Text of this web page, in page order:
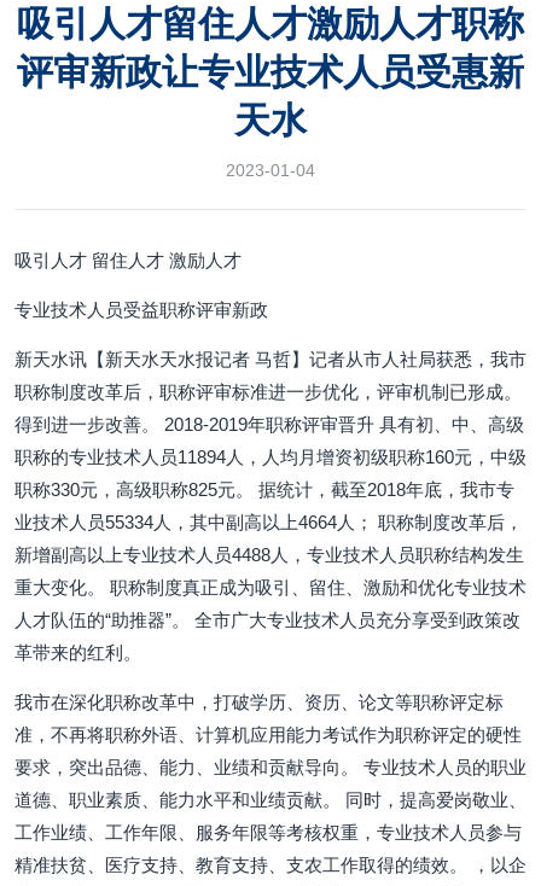
吸引人才留住人才激励人才职称
评审新政让专业技术人员受惠新
天水
2023-01-04
吸引人才 留住人才 激励人才
专业技术人员受益职称评审新政
新天水讯【新天水天水报记者 马哲】记者从市人社局获悉，我市
职称制度改革后，职称评审标准进一步优化，评审机制已形成。
得到进一步改善。 2018-2019年职称评审晋升 具有初、中、高级
职称的专业技术人员11894人，人均月增资初级职称160元，中级
职称330元，高级职称825元。 据统计，截至2018年底，我市专
业技术人员55334人，其中副高以上4664人； 职称制度改革后，
新增副高以上专业技术人员4488人，专业技术人员职称结构发生
重大变化。 职称制度真正成为吸引、留住、激励和优化专业技术
人才队伍的“助推器”。 全市广大专业技术人员充分享受到政策改
革带来的红利。
我市在深化职称改革中，打破学历、资历、论文等职称评定标
准，不再将职称外语、计算机应用能力考试作为职称评定的硬性
要求，突出品德、能力、业绩和贡献导向。 专业技术人员的职业
道德、职业素质、能力水平和业绩贡献。 同时，提高爱岗敬业、
工作业绩、工作年限、服务年限等考核权重，专业技术人员参与
精准扶贫、医疗支持、教育支持、支农工作取得的绩效。 ，以企